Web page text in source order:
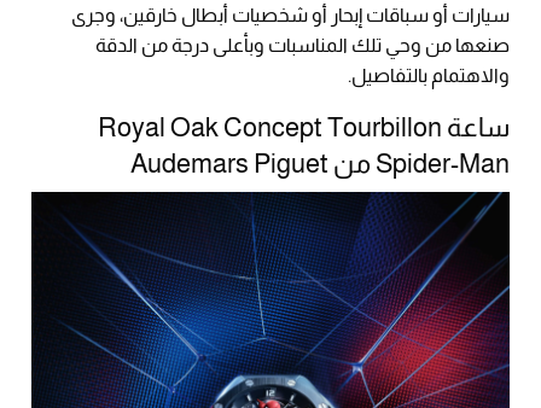
سيارات أو سباقات إبحار أو شخصيات أبطال خارقين، وجرى
صنعها من وحي تلك المناسبات وبأعلى درجة من الدقة
والاهتمام بالتفاصيل.
ساعة Royal Oak Concept Tourbillon
Spider-Man من Audemars Piguet